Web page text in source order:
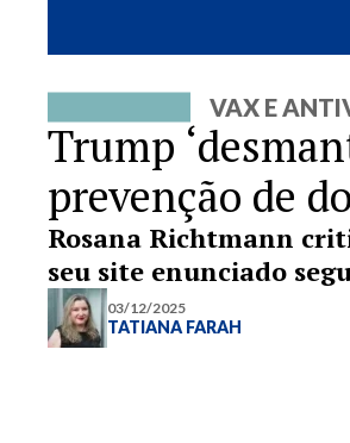
VAX E
Trump
prevenção de
Rosana Richtmann
seu site enunciado
03/12/2025
TATIANA FARAH